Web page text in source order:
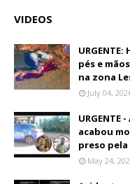
VIDEOS
pés e
na zona
July 04,
URGENTE
acabou
preso pela
May 24,